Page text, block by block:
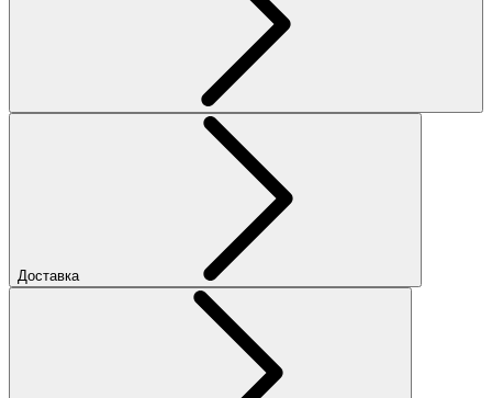
Доставка